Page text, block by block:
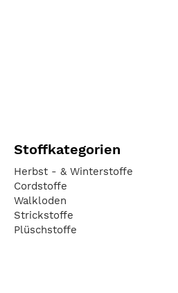
Stoffkategorien
Herbst - & Winterstoffe
Cordstoffe
Walkloden
Strickstoffe
Plüschstoffe